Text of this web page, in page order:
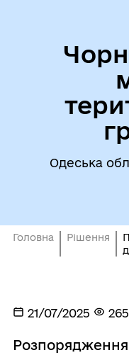
Одеська
Головна Рішення
21/07/2025 265
Розпорядження